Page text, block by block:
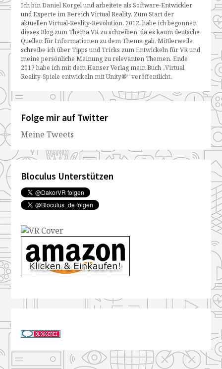
Ich binDaniel Korgelund arbeitete als Software-Entwickler
und Experte im Bereich Virtual Reality. Zum Start der
aktuellen Virtual-Reality-Revolution, 2012, habe ich begonnen
dieses Blog zum Thema VR zu schreiben, da es kaum deutsche
Quellen für Informationen zu dem Thema gab. Mittlerweile
schreibe ich über Tipps und Tricks zum Entwickeln für VR und
meine persönliche Meinung zu relevanten Themen. Ende
2017 habe ich mit dem Hanser Verlag mein Buch „Virtual
Reality-Spiele entwickeln mit Unity®“ veröffentlicht.
Folge mir auf Twitter
Meine Tweets
Bloculus Unterstützen